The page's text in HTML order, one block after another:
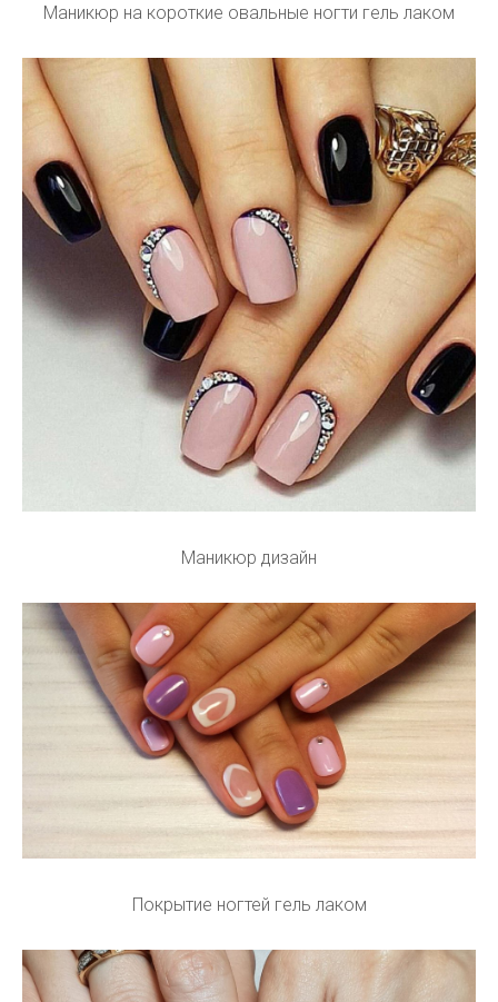
Маникюр на короткие овальные ногти гель лаком
Маникюр дизайн
Покрытие ногтей гель лаком